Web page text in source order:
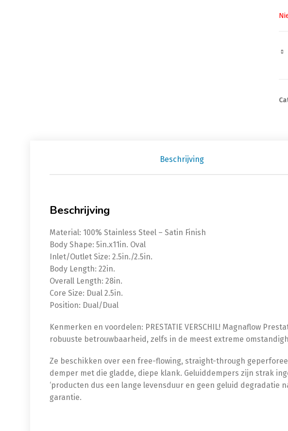
Beschrijving
Beschrijving
Material: 100% Stainless Steel – Satin Finish
Body Shape: 5in.x11in. Oval
Inlet/Outlet Size: 2.5in./2.5in.
Body Length: 22in.
Overall Length: 28in.
Core Size: Dual 2.5in.
Position: Dual/Dual
Kenmerken en voordelen: PRESTATIE VERSCHIL! Magnaflow
robuuste betrouwbaarheid, zelfs in de meest extreme
Ze beschikken over een free-flowing, straight-through
demper met die gladde, diepe klank. Geluiddempers zijn strak
‘producten dus een lange levensduur en geen geluid degradatie
garantie.